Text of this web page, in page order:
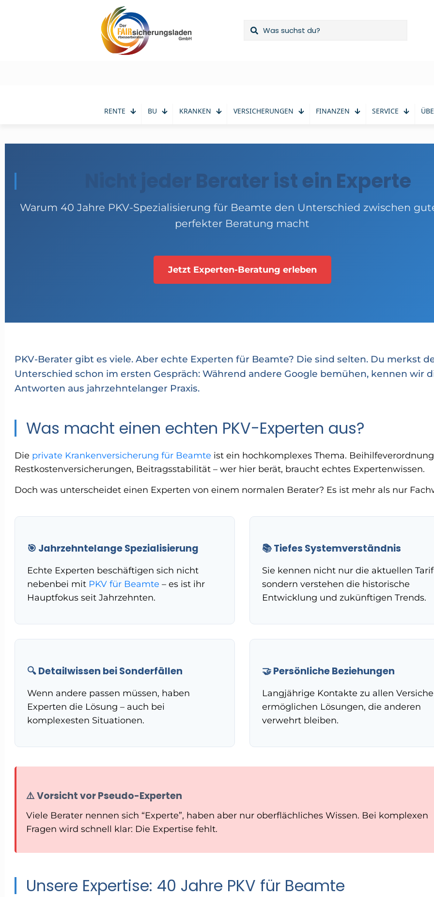
RENTE BU KRANKEN VERSICHERUNGEN FINANZEN SERVICE
Nicht jeder Berater ist ein Experte
Warum 40 Jahre PKV-Spezialisierung für Beamte den Unterschied zwischen
perfekter Beratung macht
Jetzt Experten-Beratung erleben
PKV-Berater gibt es viele. Aber echte Experten für Beamte? Die sind selten. Du merkst
Unterschied schon im ersten Gespräch: Während andere Google bemühen, kennen wir
Antworten aus jahrzehntelanger Praxis.
Was macht einen echten PKV-Experten aus?
Die private Krankenversicherung für Beamte ist ein hochkomplexes Thema.
Restkostenversicherungen, Beitragsstabilität – wer hier berät, braucht echtes Expertenwissen.
Doch was unterscheidet einen Experten von einem normalen Berater? Es ist mehr als nur
🎯 Jahrzehntelange Spezialisierung
Echte Experten beschäftigen sich nicht
nebenbei mit PKV für Beamte – es ist ihr
Hauptfokus seit Jahrzehnten.
📚 Tiefes Systemverständnis
Sie kennen nicht nur die aktuellen
sondern verstehen die historische
Entwicklung und zukünftigen Trends.
🔍 Detailwissen bei Sonderfällen
Wenn andere passen müssen, haben
Experten die Lösung – auch bei
komplexesten Situationen.
🤝 Persönliche Beziehungen
Langjährige Kontakte zu allen
ermöglichen Lösungen, die anderen
verwehrt bleiben.
⚠️ Vorsicht vor Pseudo-Experten
Viele Berater nennen sich “Experte”, haben aber nur oberflächliches Wissen. Bei komplexen
Fragen wird schnell klar: Die Expertise fehlt.
Unsere Expertise: 40 Jahre PKV für Beamte